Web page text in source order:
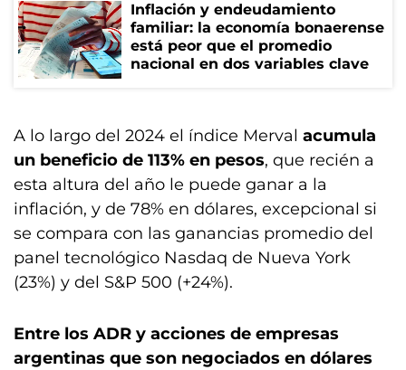
Inflación y endeudamiento
familiar: la economía bonaerense
está peor que el promedio
nacional en dos variables clave
A lo largo del 2024 el índice Merval acumula
un beneficio de 113% en pesos, que recién a
esta altura del año le puede ganar a la
inflación, y de 78% en dólares, excepcional si
se compara con las ganancias promedio del
panel tecnológico Nasdaq de Nueva York
(23%) y del S&P 500 (+24%).
Entre los ADR y acciones de empresas
argentinas que son negociados en dólares